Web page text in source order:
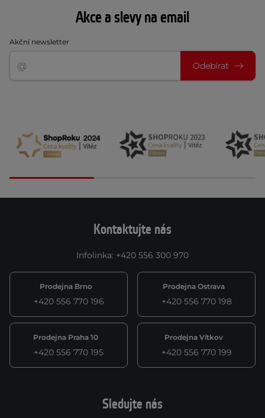
Akce a slevy na email
Akční newsletter
Odebírat
Kontaktujte nás
Infolinka: +420 556 300 970
Prodejna Brno
+420 556 770 196
Prodejna Ostrava
+420 556 770 198
Prodejna Praha 10
+420 556 770 195
Prodejna Vítkov
+420 556 770 199
Sledujte nás